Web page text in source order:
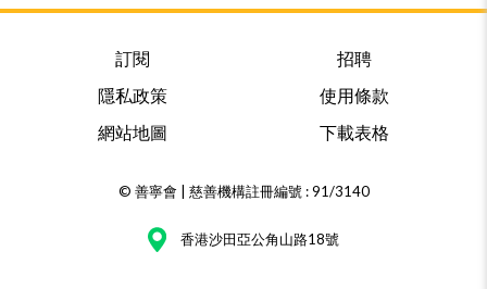
訂閱
招聘
隱私政策
使用條款
網站地圖
下載表格
© 善寧會 | 慈善機構註冊編號 : 91/3140
香港沙田亞公角山路18號